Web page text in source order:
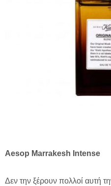
Aesop Marrakesh Intense
Δεν την ξέρουν πολλοί αυτή